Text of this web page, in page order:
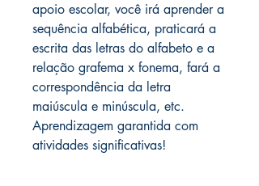
apoio escolar, você irá aprender a
sequência alfabética, praticará a
escrita das letras do alfabeto e a
relação grafema x fonema, fará a
correspondência da letra
maiúscula e minúscula, etc.
Aprendizagem garantida com
atividades significativas!